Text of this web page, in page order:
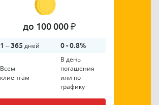
до 100 000 ₽
1 – 365 дней 0 - 0.8%
Всем
клиентам
В день
погашения
или по
графику